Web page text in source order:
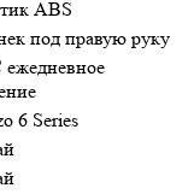
ABS
под правую руку
ежедневное
6 Series